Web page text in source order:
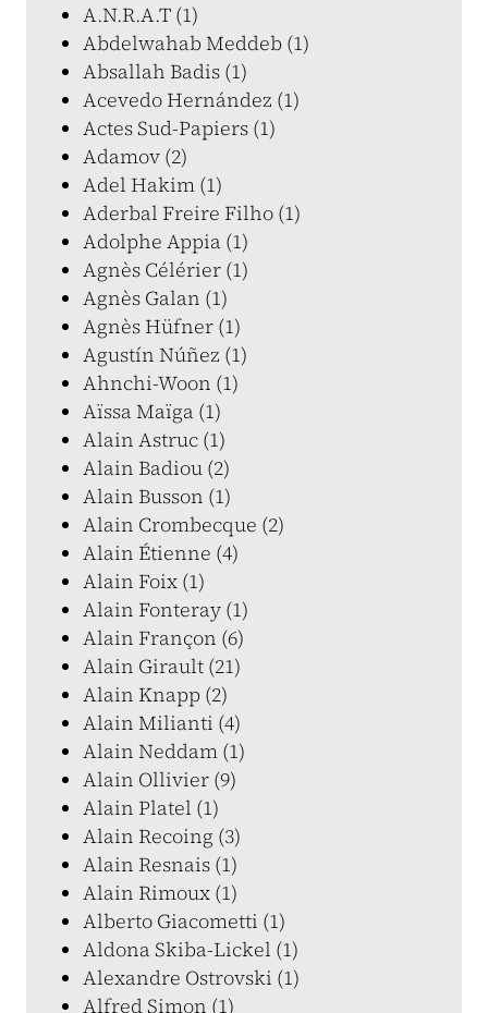
A.N.R.A.T (1)
Abdelwahab Meddeb (1)
Absallah Badis (1)
Acevedo Hernández (1)
Actes Sud-Papiers (1)
Adamov (2)
Adel Hakim (1)
Aderbal Freire Filho (1)
Adolphe Appia (1)
Agnès Célérier (1)
Agnès Galan (1)
Agnès Hüfner (1)
Agustín Núñez (1)
Ahnchi-Woon (1)
Aïssa Maïga (1)
Alain Astruc (1)
Alain Badiou (2)
Alain Busson (1)
Alain Crombecque (2)
Alain Étienne (4)
Alain Foix (1)
Alain Fonteray (1)
Alain Françon (6)
Alain Girault (21)
Alain Knapp (2)
Alain Milianti (4)
Alain Neddam (1)
Alain Ollivier (9)
Alain Platel (1)
Alain Recoing (3)
Alain Resnais (1)
Alain Rimoux (1)
Alberto Giacometti (1)
Aldona Skiba-Lickel (1)
Alexandre Ostrovski (1)
Alfred Simon (1)